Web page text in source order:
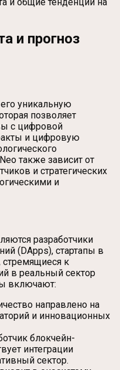
и прогноз
его уникальную
позволяет
с цифровой
и цифровую
также зависит от
и стратегических
и
разработчики
(DApps), стартапы в
стремящиеся к
в реальный сектор
включают:
направлено на
и инновационных
блокчейн-
интеграции
сектор.